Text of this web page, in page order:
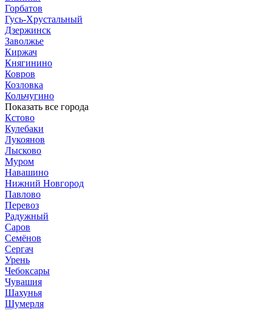
Горбатов
Гусь-Хрустальный
Дзержинск
Заволжье
Киржач
Княгинино
Ковров
Козловка
Кольчугино
Показать все города
Кстово
Кулебаки
Лукоянов
Лысково
Муром
Навашино
Нижний Новгород
Павлово
Перевоз
Радужный
Саров
Семёнов
Сергач
Урень
Чебоксары
Чувашия
Шахунья
Шумерля